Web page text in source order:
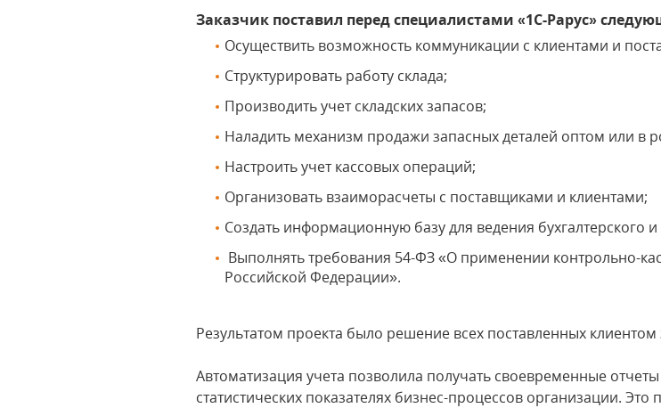
Заказчик поставил перед специалистами «1С-Рарус»
Осуществить возможность коммуникации с клиентами и
Структурировать работу склада;
Производить учет складских запасов;
Наладить механизм продажи запасных деталей оптом или в
Настроить учет кассовых операций;
Организовать взаиморасчеты с поставщиками и клиентами;
Создать информационную базу для ведения бухгалтерского и
Выполнять требования 54-ФЗ «О применении контрольно-
Российской Федерации».
Результатом проекта было решение всех поставленных клиентом
Автоматизация учета позволила получать своевременные
статистических показателях бизнес-процессов организации.